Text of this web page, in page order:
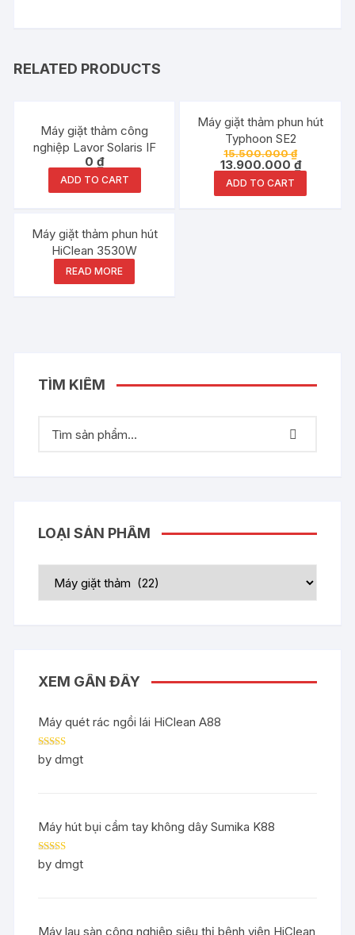
RELATED PRODUCTS
Máy giặt thảm công
nghiệp Lavor Solaris IF
0₫
ADD TO CART
Đang ưu đãi!
Máy giặt thảm phun hút
Typhoon SE2
15.500.000₫
13.900.000₫
ADD TO CART
Máy giặt thảm phun hút
HiClean 3530W
READ MORE
TÌM KIẾM
LOẠI SẢN PHẨM
XEM GẦN ĐÂY
Máy quét rác ngồi lái HiClean A88
Rated5out
of 5
by dmgt
Máy hút bụi cầm tay không dây Sumika K88
Rated5out
of 5
by dmgt
Máy lau sàn công nghiệp siêu thị bệnh viện HiClean